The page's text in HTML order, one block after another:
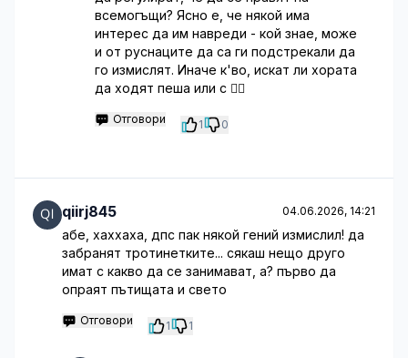
всемогъщи? Ясно е, че някой има
интерес да им навреди - кой знае, може
и от руснаците да са ги подстрекали да
го измислят. Иначе к'во, искат ли хората
да ходят пеша или с 🤦‍♂️
Отговори 1 0
qiirj845 04.06.2026, 14:21
абе, хаххаха, дпс пак някой гений измислил! да
забранят тротинетките... сякаш нещо друго
имат с какво да се занимават, а? първо да
опраят пътищата и свето
Отговори 1 1